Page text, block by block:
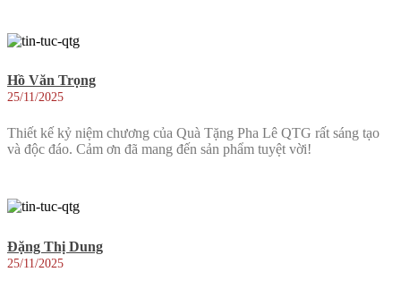
Hồ Văn Trọng
25/11/2025
Thiết kế kỷ niệm chương của Quà Tặng Pha Lê QTG rất sáng tạo
và độc đáo. Cảm ơn đã mang đến sản phẩm tuyệt vời!
Đặng Thị Dung
25/11/2025